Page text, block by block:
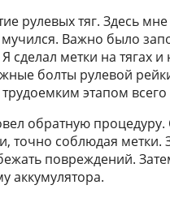
рулевых тяг. Здесь
Важно было
сделал метки на тягах
болты рулевой
этапом всего
обратную процедуру.
точно соблюдая
повреждений.
аккумулятора.